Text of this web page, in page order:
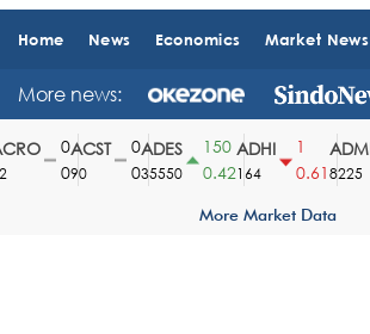
Home News Economics Market News
More news:
ACST
90
ADES
35550
150
0.42
ADHI
164
0.61
ADMF
8225
More Market Data